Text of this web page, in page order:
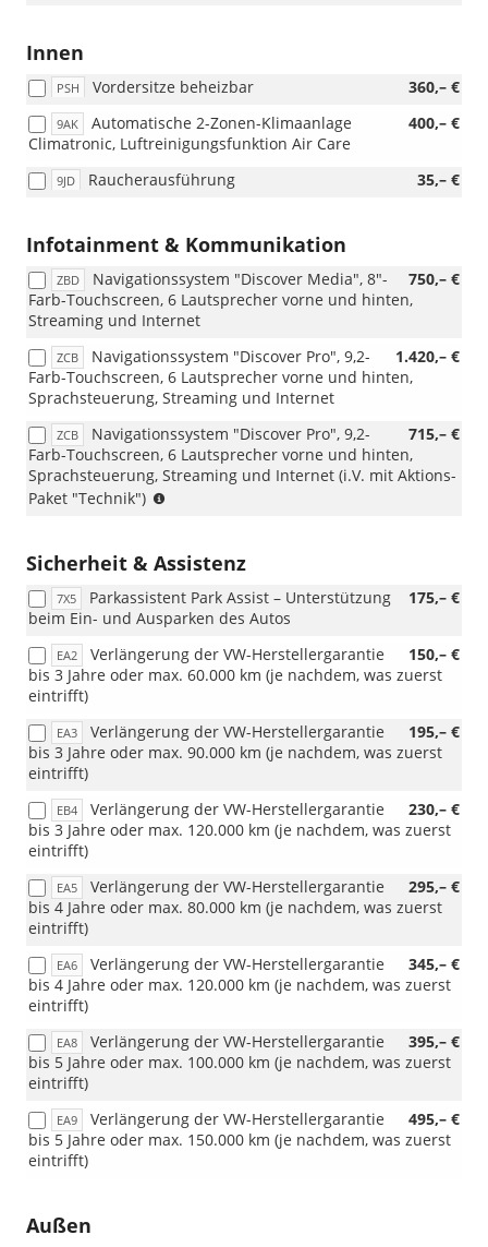
Line
Beim
T-
Cross
wurden
umfasst
anstelle
bisher
Bei
Lager-
kann
es
dass
das
mit
den
„Misano“
Wir
bitten
Innen
PSH 360,– €
Vordersitze beheizbar
9AK 400,– €
Automatische 2-Zonen-Klimaanlage
Climatronic, Luftreinigungsfunktion Air Care
9JD 35,– €
Raucherausführung
Infotainment & Kommunikation
ZBD 750,– €
Navigationssystem "Discover Media", 8"-
Farb-Touchscreen, 6 Lautsprecher vorne und hinten,
Streaming und Internet
ZCB 1.420,– €
Navigationssystem "Discover Pro", 9,2-
Farb-Touchscreen, 6 Lautsprecher vorne und hinten,
Sprachsteuerung, Streaming und Internet
ZCB 715,– €
Navigationssystem "Discover Pro", 9,2-
Farb-Touchscreen, 6 Lautsprecher vorne und hinten,
Sprachsteuerung, Streaming und Internet (i.V. mit Aktions-
Paket "Technik")
Paket
Sicherheit & Assistenz
7X5 175,– €
Parkassistent Park Assist – Unterstützung
beim Ein- und Ausparken des Autos
EA2 150,– €
Verlängerung der VW-Herstellergarantie
bis 3 Jahre oder max. 60.000 km (je nachdem, was zuerst
eintrifft)
EA3 195,– €
Verlängerung der VW-Herstellergarantie
bis 3 Jahre oder max. 90.000 km (je nachdem, was zuerst
eintrifft)
EB4 230,– €
Verlängerung der VW-Herstellergarantie
bis 3 Jahre oder max. 120.000 km (je nachdem, was zuerst
eintrifft)
EA5 295,– €
Verlängerung der VW-Herstellergarantie
bis 4 Jahre oder max. 80.000 km (je nachdem, was zuerst
eintrifft)
EA6 345,– €
Verlängerung der VW-Herstellergarantie
bis 4 Jahre oder max. 120.000 km (je nachdem, was zuerst
eintrifft)
EA8 395,– €
Verlängerung der VW-Herstellergarantie
bis 5 Jahre oder max. 100.000 km (je nachdem, was zuerst
eintrifft)
EA9 495,– €
Verlängerung der VW-Herstellergarantie
bis 5 Jahre oder max. 150.000 km (je nachdem, was zuerst
eintrifft)
Außen